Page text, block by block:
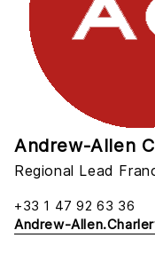
Andrew-Allen
Regional Lead
+33 1 47 92 63 36
Andrew-